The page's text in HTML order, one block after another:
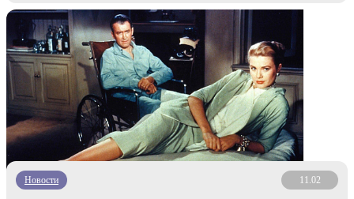
Новости 11.02